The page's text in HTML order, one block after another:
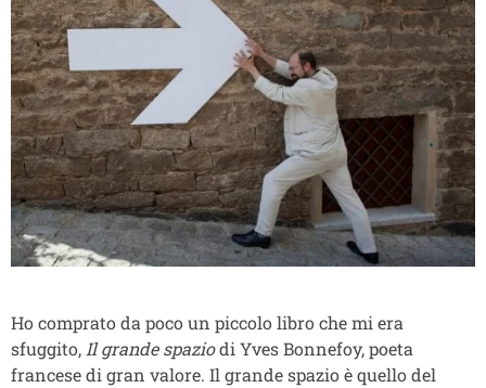
Ho comprato da poco un piccolo libro che mi era
sfuggito, Il grande spaziodi Yves Bonnefoy, poeta
francese di gran valore. Il grande spazio è quello del